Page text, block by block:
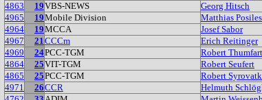
4863
19VBS-NEWS
Georg Hitsch
4965
19Mobile Division
Matthias Posiles
4964
19MCCA
Josef Sabor
4967
21CCCm
Erich Reitinger
4969
24PCC-TGM
Robert
4864
25VIT-TGM
Robert Seufert
4865
25PCC-TGM
Robert
4971
26CCR
Helmuth